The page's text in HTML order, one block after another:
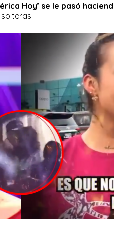
Hoy’ se le pasó